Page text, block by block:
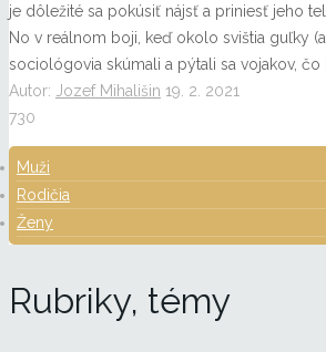
je dôležité sa pokúsiť nájsť a priniesť jeho
No v reálnom boji, keď okolo svištia guľky
sociológovia skúmali a pýtali sa vojakov,
Autor: Jozef Mihališin 19. 2. 2021
730
Muži
Rodičia
Ženy
Rubriky, témy